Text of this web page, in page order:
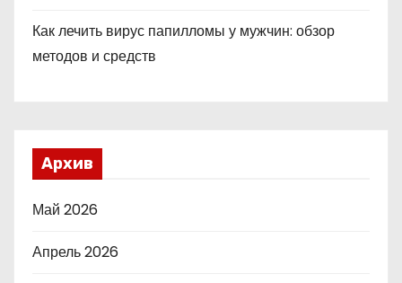
Как лечить вирус папилломы у мужчин: обзор
методов и средств
Архив
Май 2026
Апрель 2026